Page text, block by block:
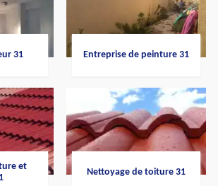
31 Entreprise de peinture 31
et
Nettoyage de toiture 31